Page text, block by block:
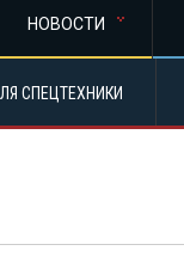
НОВОСТИ
СПЕЦТЕХНИКИ